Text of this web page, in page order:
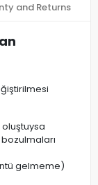
and Returns
oluştuysa
gelmeme)